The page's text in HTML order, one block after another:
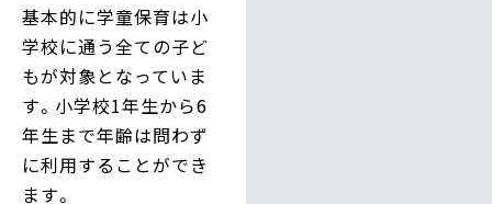
基本的に学童保育は小
学校に通う全ての子ど
もが対象となっていま
す。小学校1年生から6
年生まで年齢は問わず
に利用することができ
ます。